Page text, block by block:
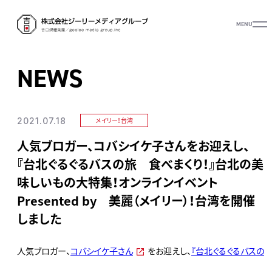
MENU
NEWS
2021.07.18 メイリー！台湾
人気ブロガー、コバシイケ子さんをお迎えし、
『台北ぐるぐるバスの旅 食べまくり！』台北の美
味しいもの大特集！オンラインイベント
Presented by 美麗（メイリー）！台湾を開催
しました
人気ブロガー、コバシイケ子さん をお迎えし、『台北ぐるぐるバスの